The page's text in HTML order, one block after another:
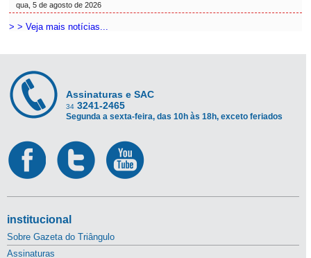
qua, 5 de agosto de 2026
> > Veja mais notícias...
Assinaturas e SAC
34 3241-2465
Segunda a sexta-feira, das 10h às 18h, exceto feriados
institucional
Sobre Gazeta do Triângulo
Assinaturas